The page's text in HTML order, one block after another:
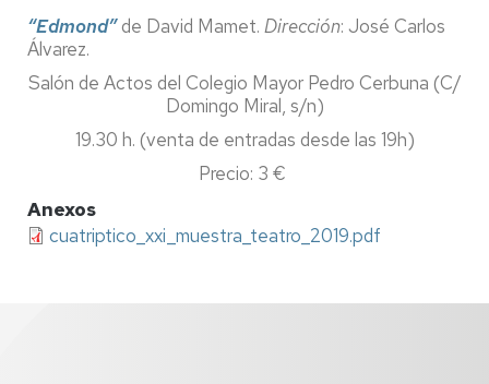
“Edmond”de David Mamet. Dirección: José Carlos
Álvarez.
Salón de Actos del Colegio Mayor Pedro Cerbuna (C/
Domingo Miral, s/n)
19.30 h. (venta de entradas desde las 19h)
Precio: 3 €
Anexos
cuatriptico_xxi_muestra_teatro_2019.pdf